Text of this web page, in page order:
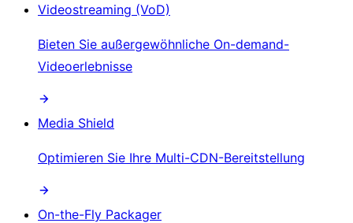
Videostreaming (VoD)
Bieten Sie außergewöhnliche On-demand-
Videoerlebnisse
Media Shield
Optimieren Sie Ihre Multi-CDN-Bereitstellung
On-the-Fly Packager